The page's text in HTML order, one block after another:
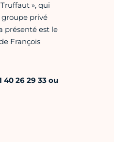
», qui
groupe privé
présenté est le
François
40 26 29 33 ou